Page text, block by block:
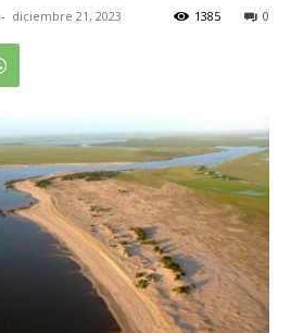
- diciembre 21, 2023 0
1385